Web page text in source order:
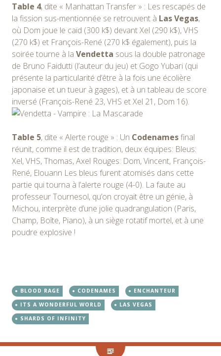
Table 4, dite « Manhattan Transfer » : Les rescapés de
la fission sus-mentionnée se retrouvent à Las Vegas,
où Dom joue le caïd (300 k$) devant Xel (290 k$), VHS
(270 k$) et François-René (270 k$ également), puis la
soirée tourne à la Vendetta sous la double patronage
de Bruno Faidutti (l’auteur du jeu) et Gogo Yubari (qui
présente la particularité d’être à la fois une écolière
japonaise et un tueur à gages), et à un tableau de score
inversé (François-René 23, VHS et Xel 21, Dom 16).
Table 5, dite « Alerte rouge » : Un Codenamesfinal
réunit, comme il est de tradition, deux équipes: Bleus:
Xel, VHS, Thomas, Axel Rouges: Dom, Vincent, François-
René, Elouann Les bleus furent atomisés dans cette
partie qui tourna à l’alerte rouge (4-0). La faute au
professeur Tournesol, qu’on croyait être un génie, à
Michou, interprète d’une jolie quadrangulation (Paris,
Champ, Boîte, Piano), à un siège rotatif mortel, et à une
poudre explosive !
BLOOD RAGE CODENAMES
ENCHANTEUR
ITS A WONDERFUL WORLD
LAS VEGAS
SHARDS OF INFINITY